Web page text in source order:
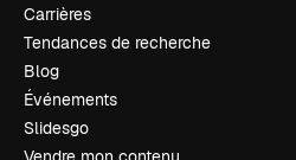
Carrières
Tendances de recherche
Blog
Événements
Slidesgo